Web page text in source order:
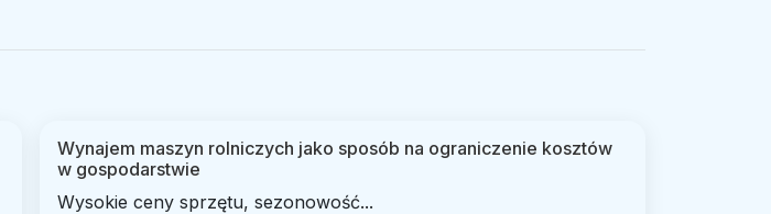
Wynajem maszyn rolniczych jako sposób na ograniczenie kosztów
w gospodarstwie
Wysokie ceny sprzętu, sezonowość...